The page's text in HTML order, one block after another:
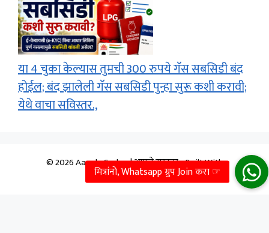
या 4 चुका केल्यास तुमची 300 रुपये गॅस सबसिडी बंद
होईल; बंद झालेली गॅस सबसिडी पुन्हा सुरू कशी करावी;
येथे वाचा सविस्तर.,
© 2026 Aapale Sarkar | आपले सरकार• Built With
GeneratePress